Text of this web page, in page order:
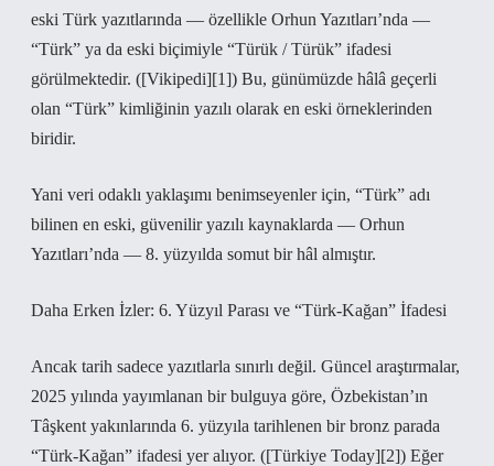
eski Türk yazıtlarında — özellikle Orhun Yazıtları’nda —
“Türk” ya da eski biçimiyle “Türük / Türük” ifadesi
görülmektedir. ([Vikipedi][1]) Bu, günümüzde hâlâ geçerli
olan “Türk” kimliğinin yazılı olarak en eski örneklerinden
biridir.
Yani veri odaklı yaklaşımı benimseyenler için, “Türk” adı
bilinen en eski, güvenilir yazılı kaynaklarda — Orhun
Yazıtları’nda — 8. yüzyılda somut bir hâl almıştır.
Daha Erken İzler: 6. Yüzyıl Parası ve “Türk‑Kağan” İfadesi
Ancak tarih sadece yazıtlarla sınırlı değil. Güncel araştırmalar,
2025 yılında yayımlanan bir bulguya göre, Özbekistan’ın
Tâşkent yakınlarında 6. yüzyıla tarihlenen bir bronz parada
“Türk‑Kağan” ifadesi yer alıyor. ([Türkiye Today][2]) Eğer